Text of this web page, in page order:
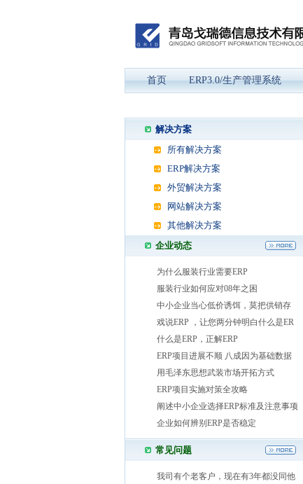
首页 ERP3.0/生产管理系统
解决方案
所有解决方案
ERP解决方案
外贸解决方案
网站解决方案
其他解决方案
企业动态
为什么服装行业需要ERP
服装行业如何应对08年之困
中小企业当心低价诱饵，莫把供销存
戏说ERP ，让您两分钟明白什么是ER
什么是ERP，正解ERP
ERP项目进展不顺 八成因为基础数据
用毛泽东思想武装市场开拓方式
ERP项目实施对策全攻略
阐述中小企业选择ERP标准及注意事项
企业如何辨别ERP是否稳定
常见问题
我司有个老客户，现在有3年都没同他